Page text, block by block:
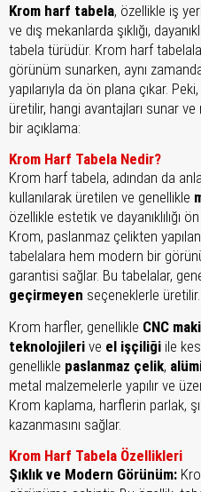
Krom harf tabela, özellikle iş
ve dış mekanlarda şıklığı,
tabela türüdür. Krom harf
görünüm sunarken, aynı
yapılarıyla da ön plana çıkar. Peki,
üretilir, hangi avantajları sunar ve
bir açıklama:
Krom Harf Tabela Nedir?
Krom harf tabela, adından da
kullanılarak üretilen ve genellikle
özellikle estetik ve dayanıklılığı
Krom, paslanmaz çelikten
tabelalara hem modern bir
garantisi sağlar. Bu tabelalar,
geçirmeyen seçeneklerle üretilir.
Krom harfler, genellikle CNC
teknolojileri ve el işçiliği ile
genellikle paslanmaz çelik,
metal malzemelerle yapılır ve
Krom kaplama, harflerin parlak,
kazanmasını sağlar.
Krom Harf Tabela Özellikleri
Şıklık ve Modern Görünüm: